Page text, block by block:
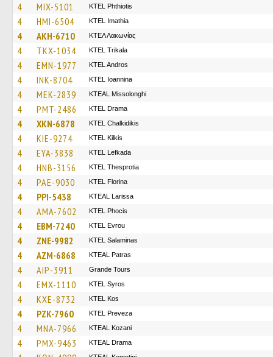
4 MIX-5101 ΚΤΕL Phthiotis
4 HMI-6504 KTEL Imathia
4 AKH-6710 ΚΤΕΛ Λακωνίας
4 TKX-1034 ΚΤΕL Τrikala
4 EMN-1977 KTEL Andros
4 INK-8704 KTEL Ioannina
4 MEK-2839 KTEAL Missolonghi
4 PMT-2486 KTEL Drama
4 XKN-6878 ΚΤΕL Chalkidikis
4 KIE-9274 KTEL Kilkis
4 EYA-3838 KTEL Lefkada
4 HNB-3156 KTEL Thesprotia
4 PAE-9030 KTEL Florina
4 PPI-5438 KTEAL Larissa
4 AMA-7602 ΚΤΕL Phocis
4 EBM-7240 KTEL Evrou
4 ZNE-9982 KTEL Salaminas
4 AZM-6868 KTEAL Patras
4 AIP-3911 Grande Tours
4 EMX-1110 KTEL Syros
4 KXE-8732 KTEL Kos
4 PZK-7960 KTEL Preveza
4 MNA-7966 KTEAL Kozani
4 PMX-9463 KTEAL Drama